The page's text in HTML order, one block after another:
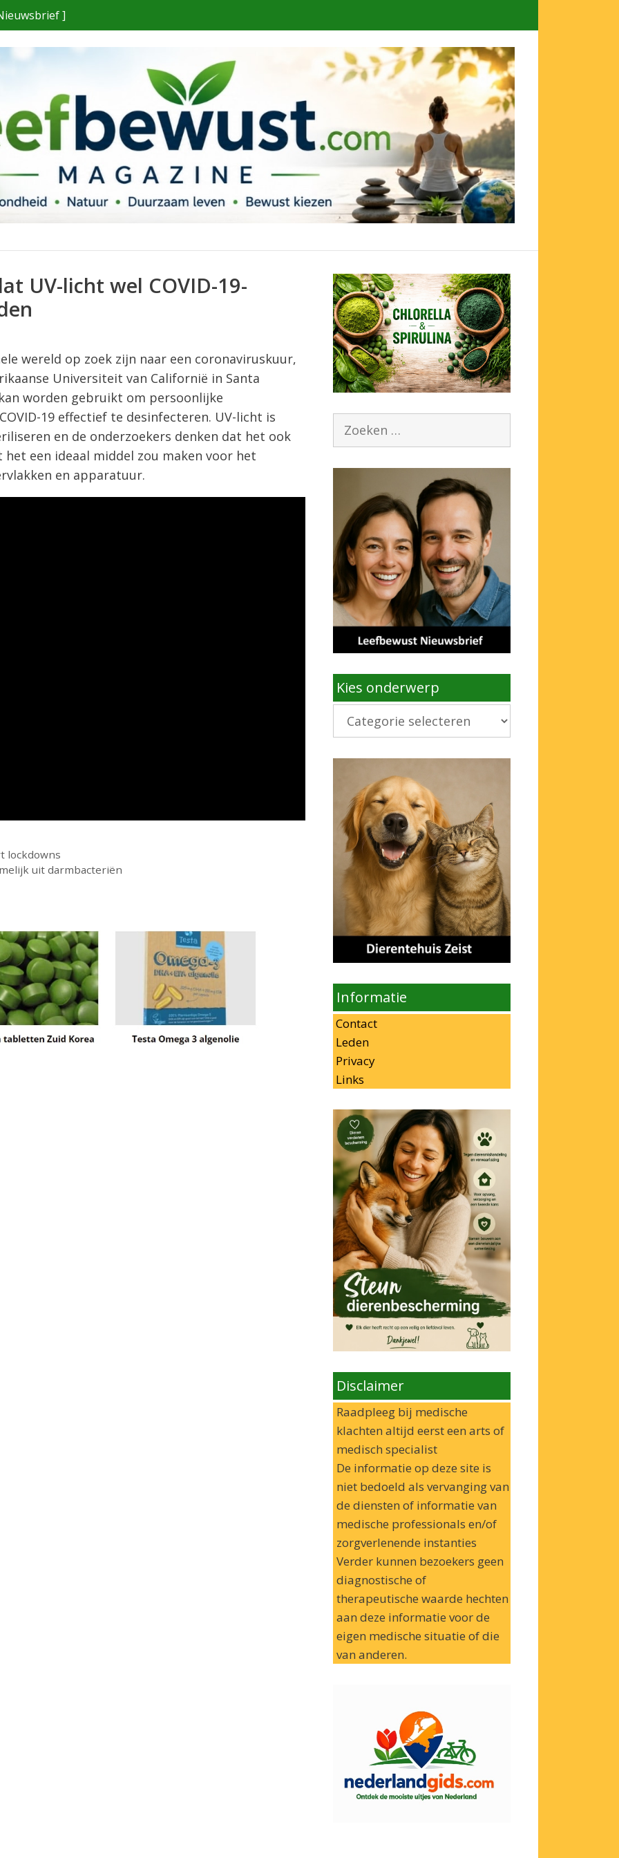
]
UV-licht wel COVID-19-
wereld op zoek zijn naar een coronaviruskuur,
Universiteit van Californië in Santa
worden gebruikt om persoonlijke
19 effectief te desinfecteren. UV-licht is
en de onderzoekers denken dat het ook
een ideaal middel zou maken voor het
en apparatuur.
lockdowns
uit darmbacteriën
Zoek
Kies onderwerp
Kies
onderwerp
Informatie
Contact
Leden
Privacy
Links
Disclaimer
Raadpleeg bij medische
klachten altijd eerst een arts of
medisch specialist
De informatie op deze site is
niet bedoeld als vervanging van
de diensten of informatie van
medische professionals en/of
zorgverlenende instanties
Verder kunnen bezoekers geen
diagnostische of
therapeutische waarde hechten
aan deze informatie voor de
eigen medische situatie of die
van anderen.